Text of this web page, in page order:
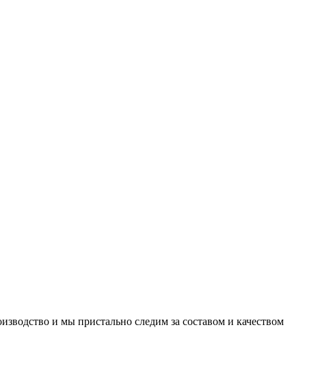
и мы пристально следим за составом и качеством